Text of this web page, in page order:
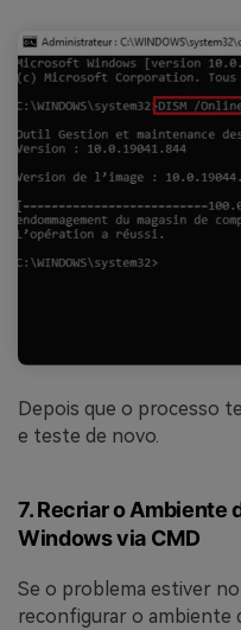
Depois que o processo
e teste de novo.
7. Recriar o Ambiente
Windows via CMD
Se o problema estiver
reconfigurar o ambiente